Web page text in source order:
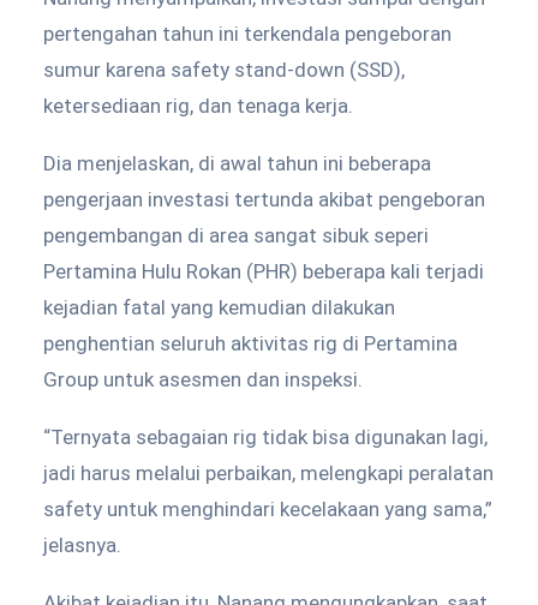
pertengahan tahun ini terkendala pengeboran
sumur karena safety stand-down (SSD),
ketersediaan rig, dan tenaga kerja.
Dia menjelaskan, di awal tahun ini beberapa
pengerjaan investasi tertunda akibat pengeboran
pengembangan di area sangat sibuk seperi
Pertamina Hulu Rokan (PHR) beberapa kali terjadi
kejadian fatal yang kemudian dilakukan
penghentian seluruh aktivitas rig di Pertamina
Group untuk asesmen dan inspeksi.
“Ternyata sebagaian rig tidak bisa digunakan lagi,
jadi harus melalui perbaikan, melengkapi peralatan
safety untuk menghindari kecelakaan yang sama,”
jelasnya.